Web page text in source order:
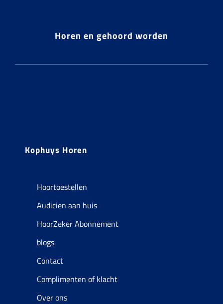
Horen en gehoord worden
Kophuys Horen
Hoortoestellen
Audicien aan huis
HoorZeker Abonnement
blogs
Contact
Complimenten of klacht
Over ons